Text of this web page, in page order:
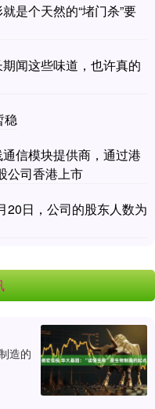
是个天然的“堵门杀”要
闻这些味道，也许真的
稳
信模块提供商，通过港
公司香港上市
20日，公司的股东人数为
造的